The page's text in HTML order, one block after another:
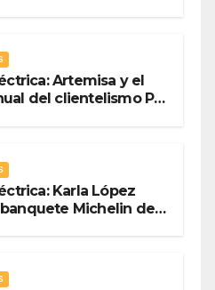
Artemisa y el
del clientelismo Por
Karla López
Michelin del